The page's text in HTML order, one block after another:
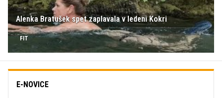
Alenka Bratušek spet zaplavala v ledeni Kokri
FIT
E-NOVICE